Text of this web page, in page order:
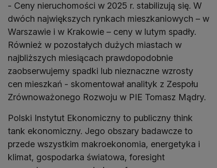
- Ceny nieruchomości w 2025 r. stabilizują się. W
dwóch największych rynkach mieszkaniowych – w
Warszawie i w Krakowie – ceny w lutym spadły.
Również w pozostałych dużych miastach w
najbliższych miesiącach prawdopodobnie
zaobserwujemy spadki lub nieznaczne wzrosty
cen mieszkań - skomentował analityk z Zespołu
Zrównoważonego Rozwoju w PIE Tomasz Mądry.
Polski Instytut Ekonomiczny to publiczny think
tank ekonomiczny. Jego obszary badawcze to
przede wszystkim makroekonomia, energetyka i
klimat, gospodarka światowa, foresight